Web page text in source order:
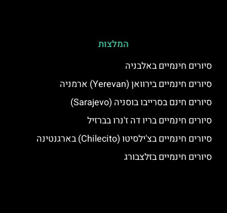
המלצות
סיורים חינמיים באלבניה
סיורים חינמיים בירוואן (Yerevan) ארמניה
סיורים חינם בסרייבו בוסניה (Sarajevo)
סיורים חינמיים בריו דה ז'נרו בברזיל
סיורים חינמיים בצ'ילסיטו (Chilecito) בארגנטינה
סיורים חינמיים בזלצבורג